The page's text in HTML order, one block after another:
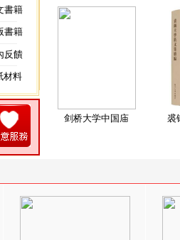
書籍
書籍
反饋
材料
剑桥大学中国庙 裘